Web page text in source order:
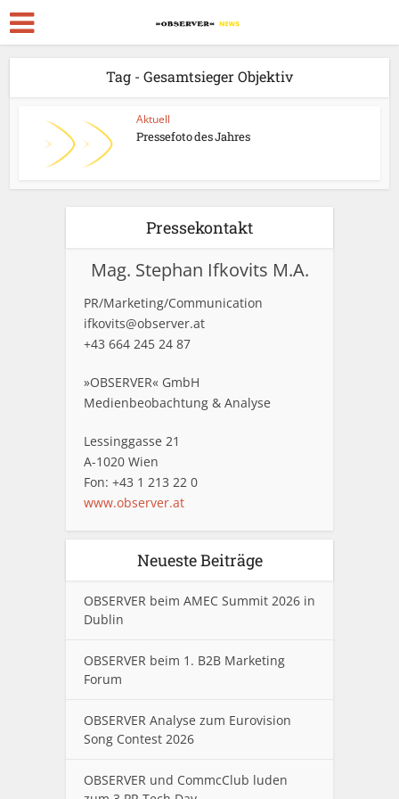
Tag - Gesamtsieger Objektiv
Aktuell
Pressefoto des Jahres
Pressekontakt
Mag. Stephan Ifkovits M.A.
PR/Marketing/Communication
ifkovits@observer.at
+43 664 245 24 87
»OBSERVER« GmbH
Medienbeobachtung & Analyse
Lessinggasse 21
A-1020 Wien
Fon: +43 1 213 22 0
www.observer.at
Neueste Beiträge
OBSERVER beim AMEC Summit 2026 in
Dublin
OBSERVER beim 1. B2B Marketing
Forum
OBSERVER Analyse zum Eurovision
Song Contest 2026
OBSERVER und CommcClub luden